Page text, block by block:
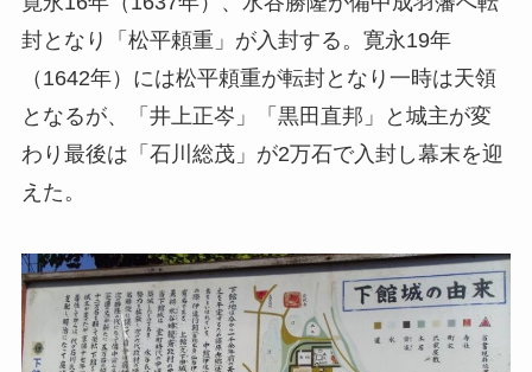
封となり「松平頼重」が入封する。寛永19年
（1642年）には松平頼重が転封となり一時は天領
となるが、「井上正岑」「黒田直邦」と城主が変
わり最後は「石川総茂」が2万石で入封し幕末を迎
えた。